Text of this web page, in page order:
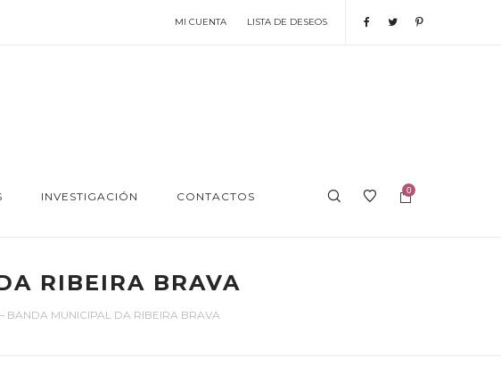
MI CUENTA LISTA DE DESEOS
INVESTIGACIÓN CONTACTOS 0
RIBEIRA BRAVA
BANDA MUNICIPAL DA RIBEIRA BRAVA